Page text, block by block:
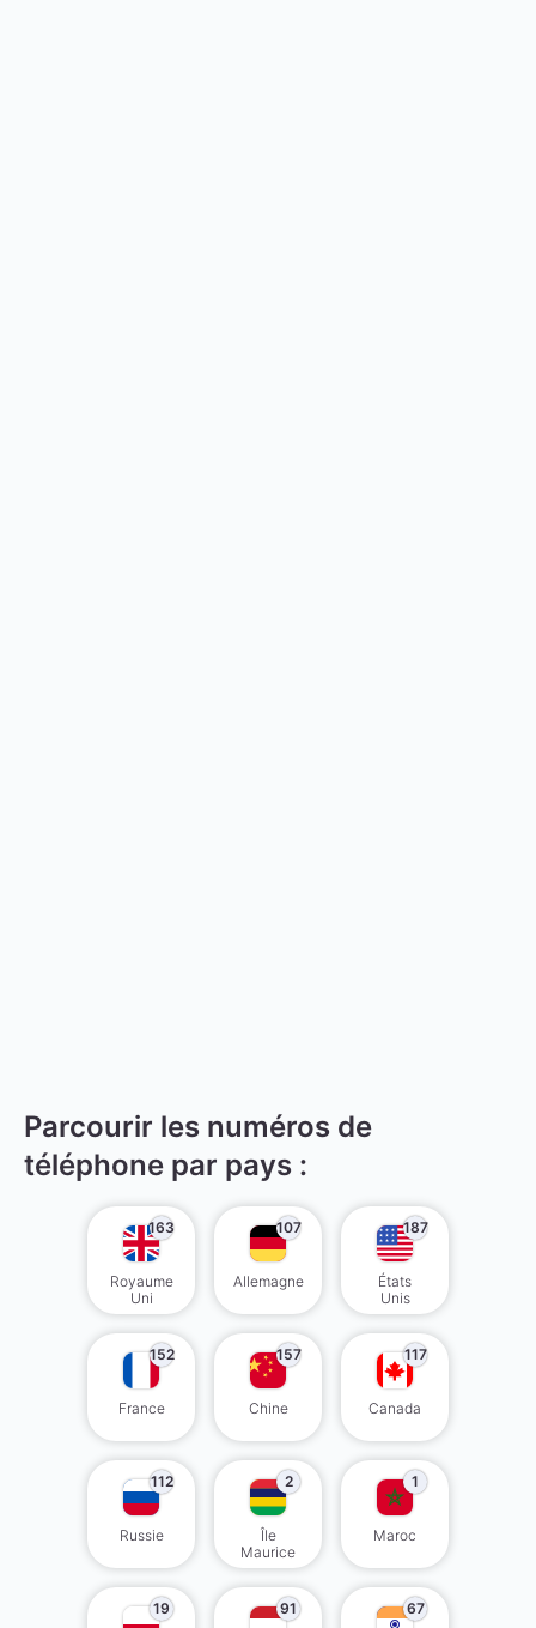
Parcourir les numéros de
téléphone par pays :
163
Royaume
Uni
107
Allemagne
187
États
Unis
152
France
157
Chine
117
Canada
112
Russie
2
Île
Maurice
1
Maroc
19 91 67